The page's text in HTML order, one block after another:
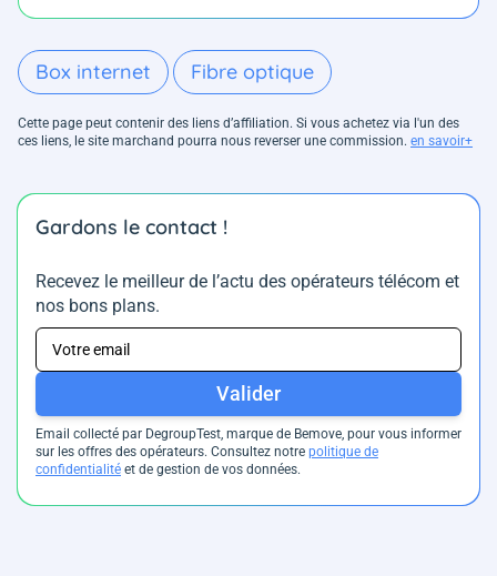
Box internet Fibre optique
Cette page peut contenir des liens d’affiliation. Si vous achetez via l'un des
ces liens, le site marchand pourra nous reverser une commission. en savoir+
Gardons le contact !
Recevez le meilleur de l’actu des opérateurs télécom et
nos bons plans.
Valider
Email collecté par DegroupTest, marque de Bemove, pour vous informer
sur les offres des opérateurs. Consultez notre politique de
confidentialité et de gestion de vos données.